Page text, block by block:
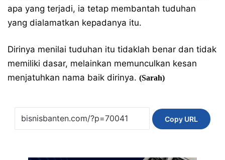
apa yang terjadi, ia tetap membantah tuduhan
yang dialamatkan kepadanya itu.
Dirinya menilai tuduhan itu tidaklah benar dan tidak
memiliki dasar, melainkan memunculkan kesan
menjatuhkan nama baik dirinya. (Sarah)
Copy URL